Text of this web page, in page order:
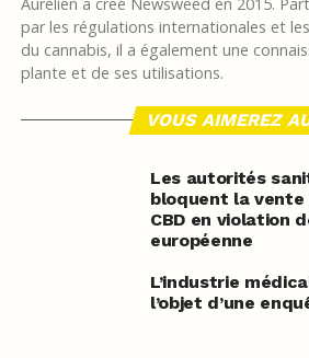
par les régulations internationales et
du cannabis, il a également une
plante et de ses utilisations.
VOUS AIMEREZ
Les autorités
bloquent la
CBD en violation
européenne
L’industrie
l’objet d’une